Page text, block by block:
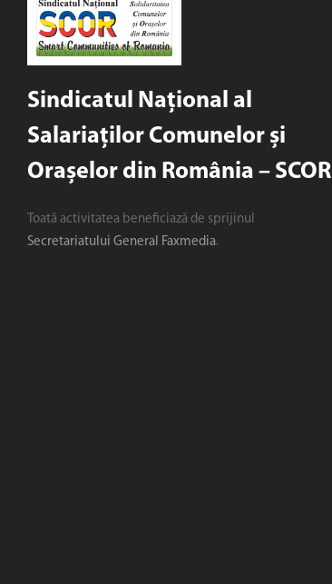
Sindicatul Național al
Salariaților Comunelor și
Orașelor din România – SCOR
Toată activitatea beneficiază de sprijinul
Secretariatului General Faxmedia.